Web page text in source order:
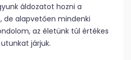
áldozatot hozni a
de alapvetően mindenki
az életünk túl értékes
járjuk.